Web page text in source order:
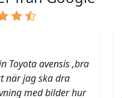
Toyota avensis ,bra
när jag ska dra
med bilder hur